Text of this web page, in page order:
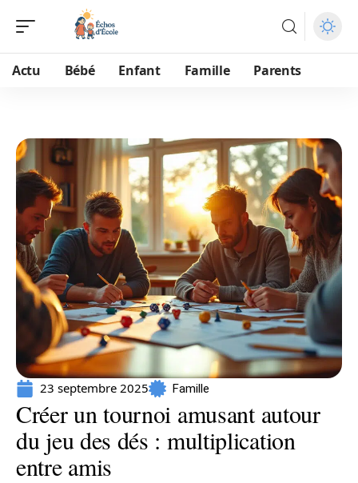
Actu Bébé Enfant Famille Parents
23 septembre 2025 Famille
Créer un tournoi amusant autour
du jeu des dés : multiplication
entre amis